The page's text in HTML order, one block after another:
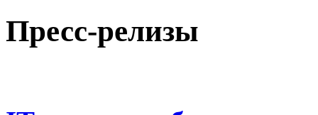
Пресс-релизы